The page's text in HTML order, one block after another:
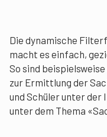
Die dynamische
macht es einfach,
So sind
zur Ermittlung der
und Schüler unter der
unter dem Thema